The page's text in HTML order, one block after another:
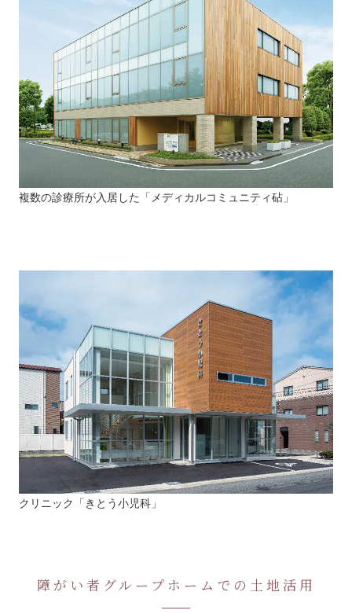
複数の診療所が入居した「メディカルコミュニティ砧」
クリニック「きとう小児科」
障がい者グループホームでの土地活用